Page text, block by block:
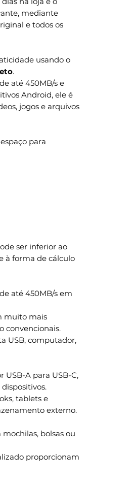
mediante
e todos os
usando o
.
até 450MB/s e
Android, ele é
jogos e arquivos
para
ser inferior ao
à forma de cálculo
até 450MB/s em
muito mais
convencionais.
USB, computador,
USB-A para USB-C,
tablets e
externo.
bolsas ou
proporcionam